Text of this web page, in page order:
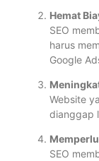
Hemat
SEO
harus
Google
Website
dianggap
SEO